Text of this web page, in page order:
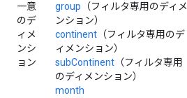
一意
のデ
ィメ
ンシ
ョン
group （フィルタ専用のディメ
ンション）
continent （フィルタ専用のデ
ィメンション）
subContinent （フィルタ専用
のディメンション）
month